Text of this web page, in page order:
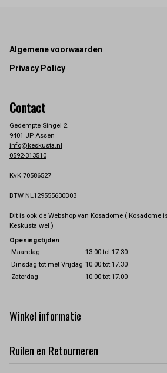
Footer
Algemene voorwaarden
Privacy Policy
Contact
Gedempte Singel 2
9401 JP Assen
info@keskusta.nl
0592-313510
KvK 70586527
BTW NL129555630B03
Dit is ook de Webshop van Kosadome ( Kosadome
Keskusta wel )
Openingstijden
Maandag
13.00 tot 17.30
Dinsdag tot met Vrijdag 10.00 tot 17.30
Zaterdag
10.00 tot 17.00
Winkel informatie
Ruilen en Retourneren